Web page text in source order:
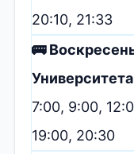
20:10, 21:33
🚌
Университета
7:00, 9:00,
19:00, 20:30